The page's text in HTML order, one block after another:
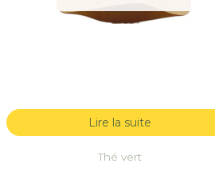
Lire la suite
Thé vert